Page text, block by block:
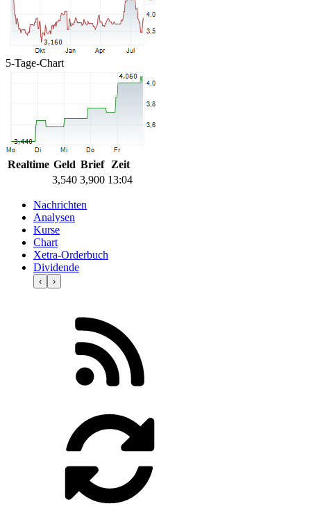
5-Tage-Chart
Realtime Geld Brief
Zeit
3,540 3,900 13:04
Nachrichten
Analysen
Kurse
Chart
Xetra-Orderbuch
Dividende
‹ ›